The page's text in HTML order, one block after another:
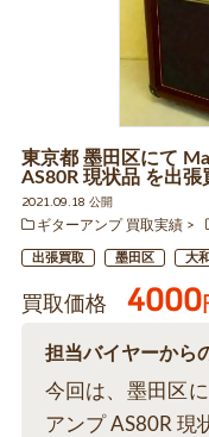
東京都 墨田区にて
AS80R 現状品 を出張
2021.09.18 公開
ギターアンプ 買取実績
出張買取 墨田区 大
買取価格 4000
担当バイヤーから
今回は、墨田区
アンプ AS80R 現